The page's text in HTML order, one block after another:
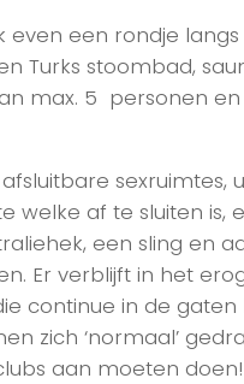
even een rondje
Turks stoombad,
max. 5 personen
sexruimtes,
welke af te sluiten is,
een sling en
Er verblijft in het
continue in de gaten
zich ‘normaal’
aan moeten doen!